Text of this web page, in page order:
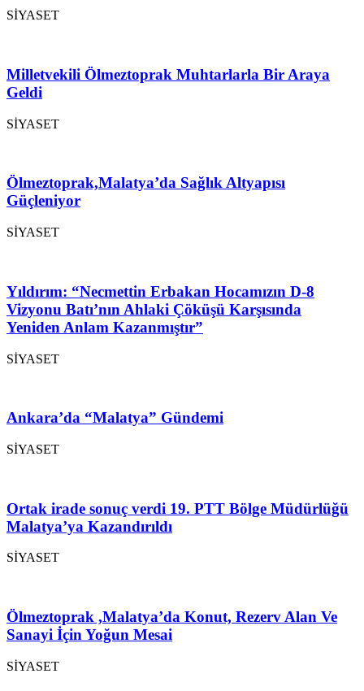
SİYASET
Milletvekili Ölmeztoprak Muhtarlarla Bir Araya
Geldi
SİYASET
Ölmeztoprak,Malatya’da Sağlık Altyapısı
Güçleniyor
SİYASET
Yıldırım: “Necmettin Erbakan Hocamızın D-8
Vizyonu Batı’nın Ahlaki Çöküşü Karşısında
Yeniden Anlam Kazanmıştır”
SİYASET
Ankara’da “Malatya” Gündemi
SİYASET
Ortak irade sonuç verdi 19. PTT Bölge Müdürlüğü
Malatya’ya Kazandırıldı
SİYASET
Ölmeztoprak ,Malatya’da Konut, Rezerv Alan Ve
Sanayi İçin Yoğun Mesai
SİYASET